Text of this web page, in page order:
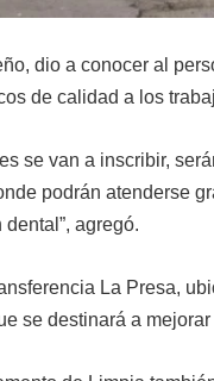
dio a conocer al
de calidad a los
se van a inscribir,
podrán atenderse
agregó.
La Presa,
se destinará a